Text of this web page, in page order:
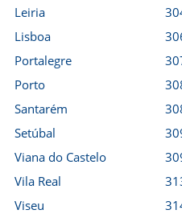
Leiria
Lisboa
Portalegre
Porto
Santarém
Setúbal
Viana do Castelo
Vila Real
Viseu